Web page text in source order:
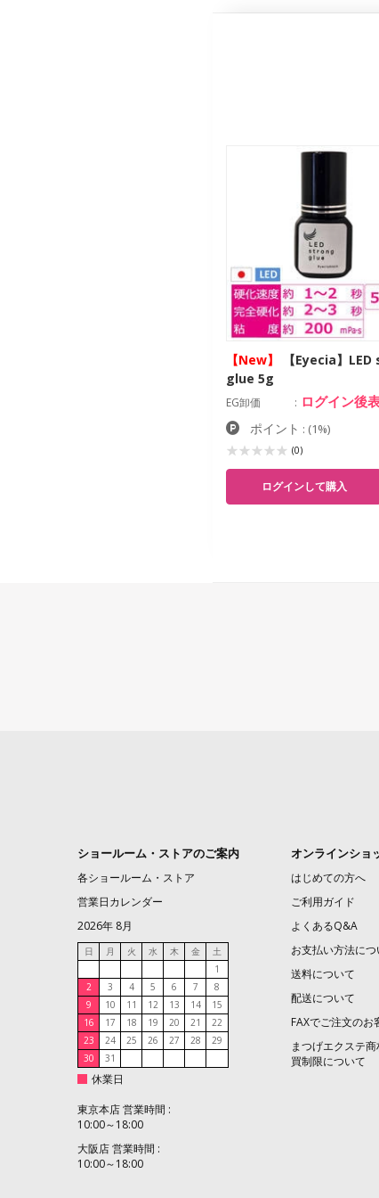
【New】
【Eyecia】
glue 5g
EG卸価 ログイン後
ポイント : (1%)
(0)
ログインして購入
ショールーム・ストアのご案内
各ショールーム・ストア
営業日カレンダー
2026年 8月
日 月 火 水 木 金
土
1
2
3 4 5 6 7
8
9
10 11 12 13 14
15
16
17 18 19 20 21
22
23
24 25 26 27 28
29
30
31
休業日
東京本店 営業時間 :
10:00～18:00
大阪店 営業時間 :
10:00～18:00
オンラインショ
はじめての方へ
ご利用ガイド
よくあるQ&A
お支払い方法につ
送料について
配送について
FAXでご注文のお
まつげエクステ
買制限について